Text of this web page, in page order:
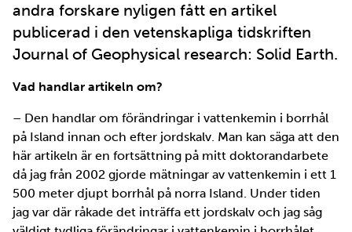
andra forskare nyligen fått en artikel
publicerad i den vetenskapliga tidskriften
Journal of Geophysical research: Solid Earth.
Vad handlar artikeln om?
– Den handlar om förändringar i vattenkemin i borrhål
på Island innan och efter jordskalv. Man kan säga att den
här artikeln är en fortsättning på mitt doktorandarbete
då jag från 2002 gjorde mätningar av vattenkemin i ett 1
500 meter djupt borrhål på norra Island. Under tiden
jag var där råkade det inträffa ett jordskalv och jag såg